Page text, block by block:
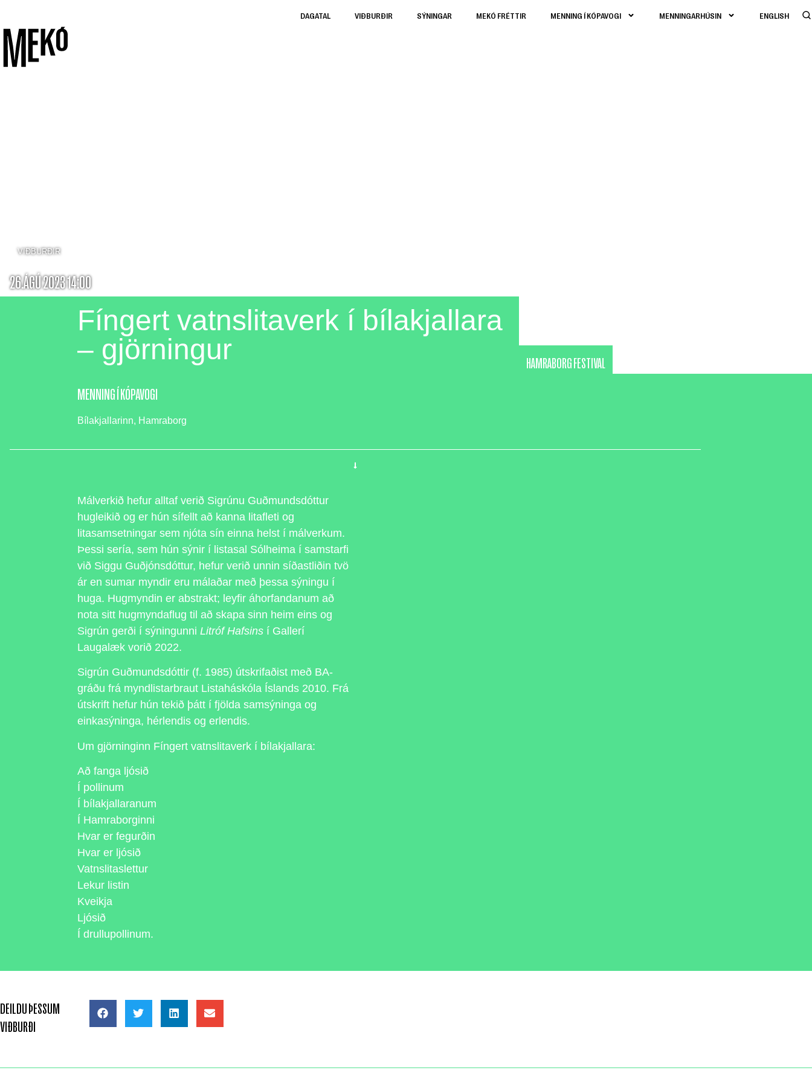
DAGATAL VIÐBURÐIR SÝNINGAR MEKÓ FRÉTTIR MENNING Í KÓPAVOGI MENNINGARHÚSIN ENGLISH
VIÐBURÐIR
26.ÁGÚ 2023 14:00
Fíngert vatnslitaverk í bílakjallara
– gjörningur
HAMRABORG FESTIVAL
MENNING Í KÓPAVOGI
Bílakjallarinn, Hamraborg
Málverkið hefur alltaf verið Sigrúnu Guðmundsdóttur
hugleikið og er hún sífellt að kanna litafleti og
litasamsetningar sem njóta sín einna helst í málverkum.
Þessi sería, sem hún sýnir í listasal Sólheima í samstarfi
við Siggu Guðjónsdóttur, hefur verið unnin síðastliðin tvö
ár en sumar myndir eru málaðar með þessa sýningu í
huga. Hugmyndin er abstrakt; leyfir áhorfandanum að
nota sitt hugmyndaflug til að skapa sinn heim eins og
Sigrún gerði í sýningunni Litróf Hafsins í Gallerí
Laugalæk vorið 2022.
Sigrún Guðmundsdóttir (f. 1985) útskrifaðist með BA-
gráðu frá myndlistarbraut Listaháskóla Íslands 2010. Frá
útskrift hefur hún tekið þátt í fjölda samsýninga og
einkasýninga, hérlendis og erlendis.
Um gjörninginn Fíngert vatnslitaverk í bílakjallara:
Að fanga ljósið
Í pollinum
Í bílakjallaranum
Í Hamraborginni
Hvar er fegurðin
Hvar er ljósið
Vatnslitaslettur
Lekur listin
Kveikja
Ljósið
Í drullupollinum.
DEILDU ÞESSUM
VIÐBURÐI